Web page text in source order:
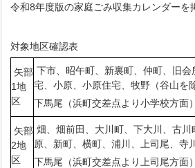
令和8年度版の家庭ごみ収集カレンダーを
対象地区確認表
矢部
1地
区
下市、昭午町、新裏町、仲町、旧
宅、小原、小原住宅、牧野（谷山を
下馬尾（浜町交差点より小学校方面）
矢部
2地
区
畑、畑前田、大川町、下大川、古
原、新町、横町、浦川、上司尾、寺
下馬尾（浜町交差点より上司尾方面